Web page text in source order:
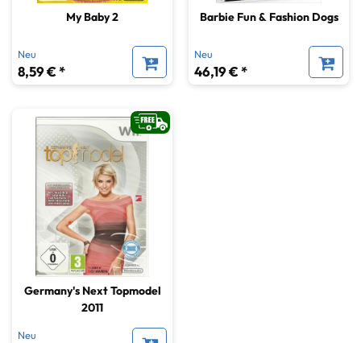
My Baby 2
Neu
8,59 € *
Barbie Fun & Fashion Dogs
Neu
46,19 € *
Germany's Next Topmodel
2011
Neu